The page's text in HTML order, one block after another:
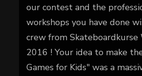
our contest and the
workshops you have done
crew from Skateboardkurse
2016 ! Your idea to make
Games for Kids" was a